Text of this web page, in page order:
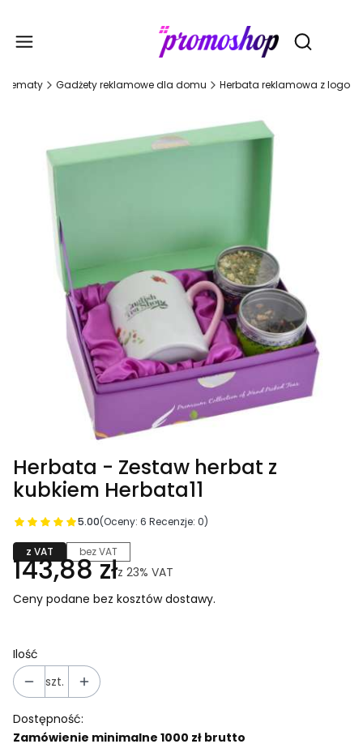
Otwórz
Tematy Gadżety reklamowe dla domu Herbata reklamowa z logo
Herbata - Zestaw herbat z
kubkiem Herbata11
5.00(Oceny: 6 Recenzje: 0)
z VAT bez VAT
143,88 złz 23% VAT
Ceny podane bez kosztów dostawy.
Ilość
szt.
Dostępność:
Zamówienie minimalne 1000 zł brutto